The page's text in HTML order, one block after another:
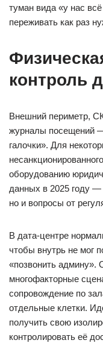
туман вида «у нас
переживать как раз
контроль
Внешний периметр,
журналы посещений
галочки». Для
оборудованию
данных в 2025 году —
но и вопросы от
В дата-центре
чтобы внутрь не мог
«позвонить админу».
многофакторные
сопровождение по
отдельные клетки.
получить свою
контролировать её